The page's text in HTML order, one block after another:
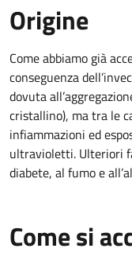
Origine
Come abbiamo già
conseguenza
dovuta
cristallino), ma tra le
infiammazioni ed
ultravioletti. Ulteriori
diabete, al fumo e
Come si